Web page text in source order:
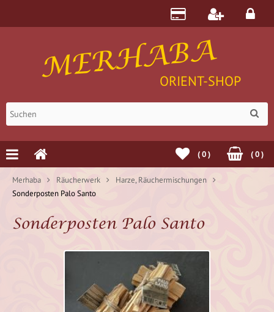
MERHABA
ORIENT-SHOP
(0)
(0)
Merhaba Räucherwerk
Harze, Räuchermischungen
Sonderposten Palo Santo
Sonderposten Palo Santo